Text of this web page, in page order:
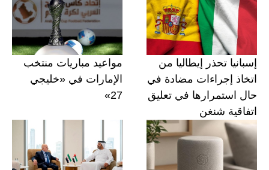
إسبانيا تحذر إيطاليا من
اتخاذ إجراءات مضادة في
حال استمرارها في تعليق
اتفاقية شنغن
مواعيد مباريات منتخب
الإمارات في «خليجي
27»